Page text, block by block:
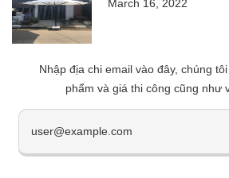
March 16, 2022
Nhập địa chi email vào đây, chúng
phẩm và giá thi công cũng như